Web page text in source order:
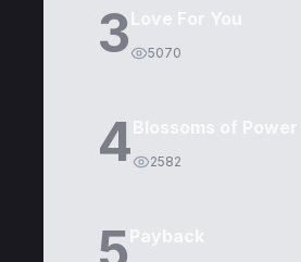
3 5070
4 2582